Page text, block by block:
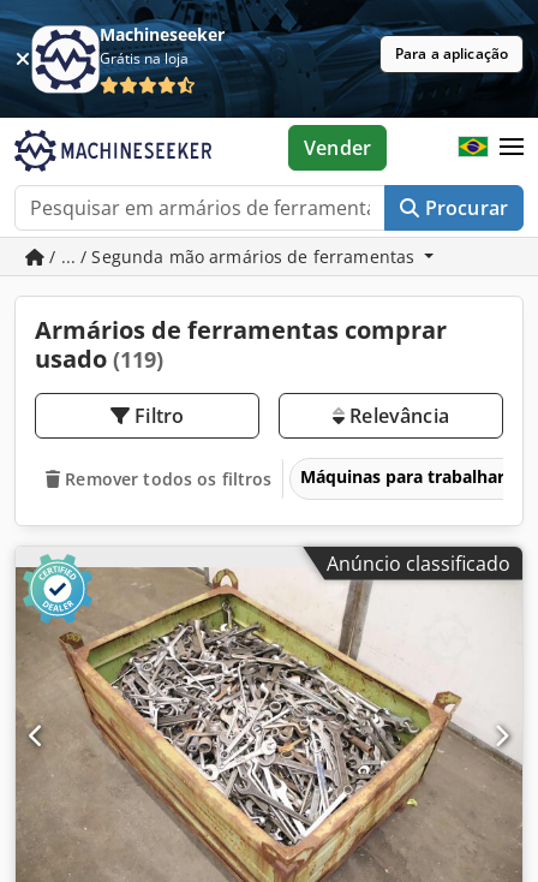
Machineseeker
Grátis na loja Para a aplicação
Procurar
Vender
/ ... / Segunda mão armários de ferramentas
Armários de ferramentas comprar
usado (119)
Filtro Relevância
Remover todos os filtros Máquinas para trabalhar
Anúncio classificado